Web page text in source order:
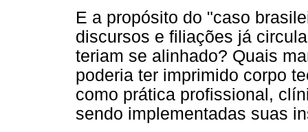
E a propósito do "caso
discursos e filiações já
teriam se alinhado? Quais
poderia ter imprimido corpo
como prática profissional,
sendo implementadas suas